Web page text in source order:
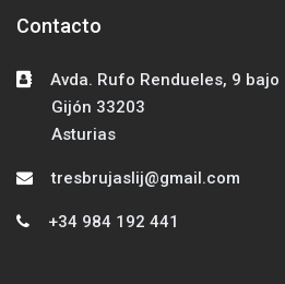
Salta Contacto
Contacto
Avda. Rufo Rendueles, 9 bajo
Gijón 33203
Asturias
tresbrujaslij@gmail.com
+34 984 192 441